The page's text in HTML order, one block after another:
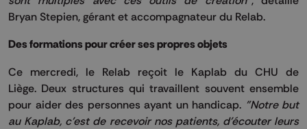
Bryan Stepien, gérant et accompagnateur du Relab.
Des formations pour créer ses propres objets
Ce mercredi, le Relab reçoit le Kaplab du CHU de
Liège. Deux structures qui travaillent souvent ensemble
pour aider des personnes ayant un handicap. "Notre but
au Kaplab, c'est de recevoir nos patients, d'écouter leurs